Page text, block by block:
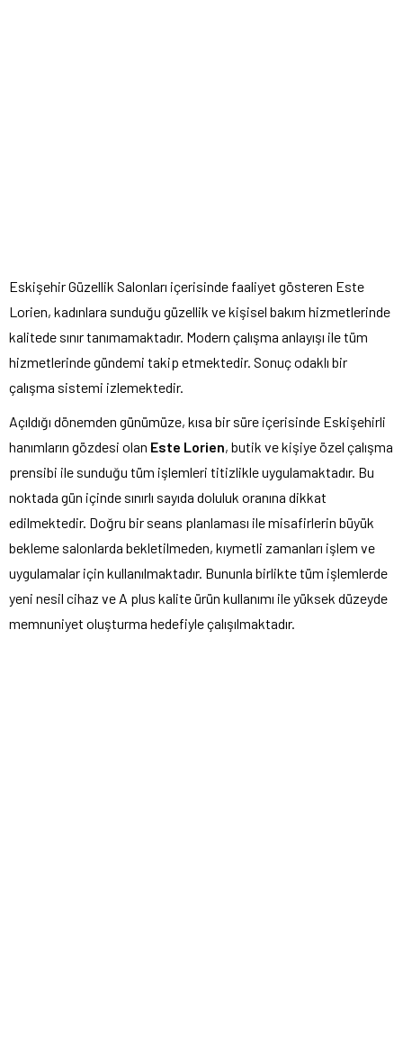
Eskişehir Güzellik Salonları içerisinde faaliyet gösteren Este
Lorien, kadınlara sunduğu güzellik ve kişisel bakım hizmetlerinde
kalitede sınır tanımamaktadır. Modern çalışma anlayışı ile tüm
hizmetlerinde gündemi takip etmektedir. Sonuç odaklı bir
çalışma sistemi izlemektedir.
Açıldığı dönemden günümüze, kısa bir süre içerisinde Eskişehirli
hanımların gözdesi olan Este Lorien, butik ve kişiye özel çalışma
prensibi ile sunduğu tüm işlemleri titizlikle uygulamaktadır. Bu
noktada gün içinde sınırlı sayıda doluluk oranına dikkat
edilmektedir. Doğru bir seans planlaması ile misafirlerin büyük
bekleme salonlarda bekletilmeden, kıymetli zamanları işlem ve
uygulamalar için kullanılmaktadır. Bununla birlikte tüm işlemlerde
yeni nesil cihaz ve A plus kalite ürün kullanımı ile yüksek düzeyde
memnuniyet oluşturma hedefiyle çalışılmaktadır.